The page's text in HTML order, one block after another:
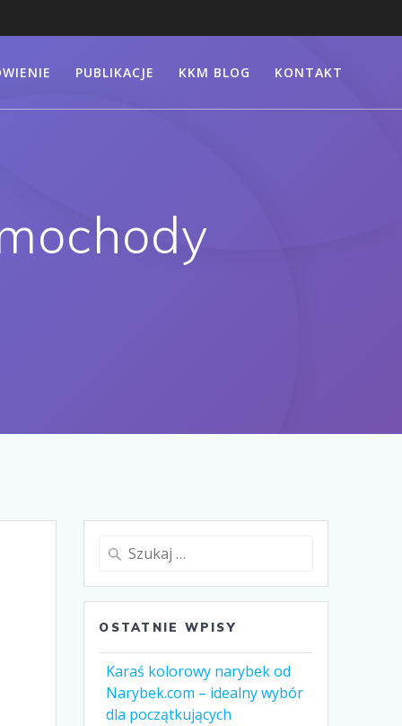
PUBLIKACJE KKM BLOG KONTAKT
Szukaj:
OSTATNIE WPISY
Karaś kolorowy narybek od
Narybek.com – idealny wybór
dla początkujących